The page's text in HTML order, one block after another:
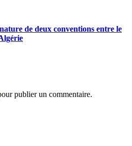
de deux conventions entre le
publier un commentaire.